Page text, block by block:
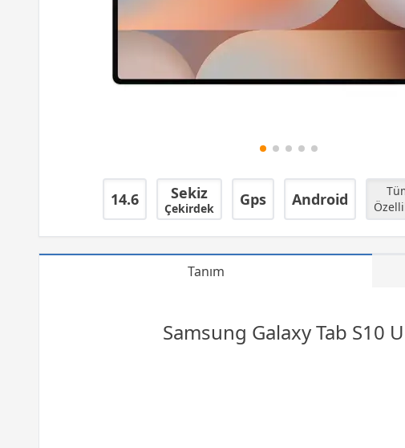
14.6 Sekiz
Çekirdek Gps Android
Tüm
Tanım
Samsung Galaxy Tab S10